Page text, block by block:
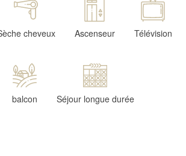
cheveux Ascenseur Télévision
balcon Séjour longue durée